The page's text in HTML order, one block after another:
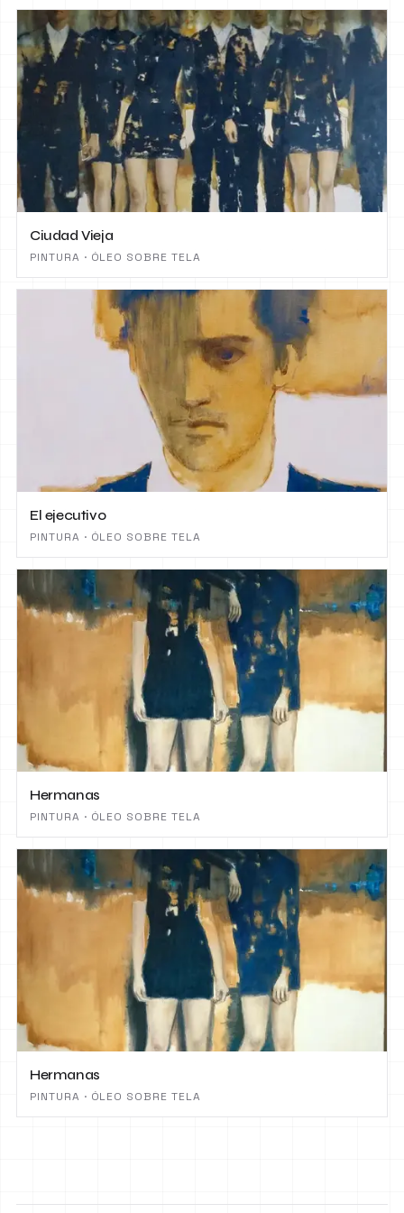
Ciudad Vieja
PINTURA · ÓLEO SOBRE TELA
El ejecutivo
PINTURA · ÓLEO SOBRE TELA
Hermanas
PINTURA · ÓLEO SOBRE TELA
Hermanas
PINTURA · ÓLEO SOBRE TELA